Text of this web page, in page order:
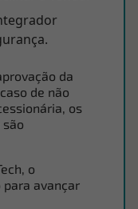
da
de não
os
o
avançar